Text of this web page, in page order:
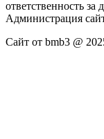
ответственность
Администрация
Сайт от bmb3 @